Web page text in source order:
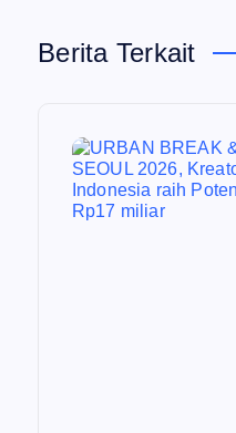
g
Berita Terkait